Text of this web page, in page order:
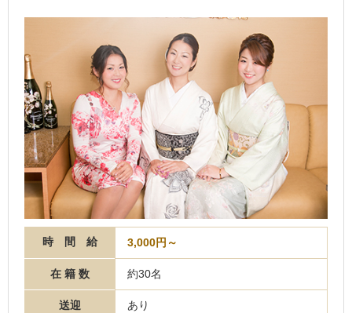
時 間 給 3,000円～
在 籍 数 約30名
送迎 あり